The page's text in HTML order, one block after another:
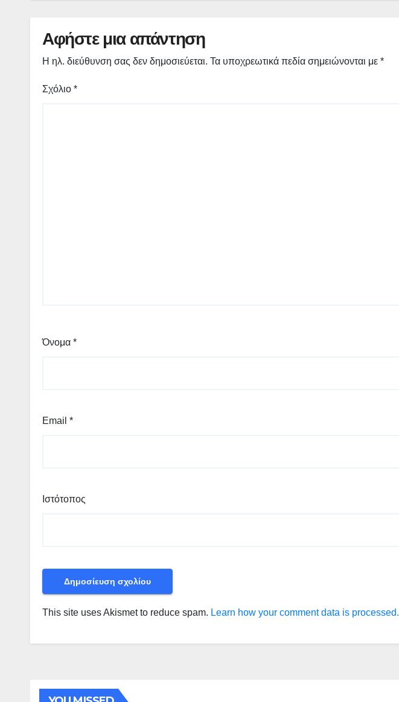
Αφήστε μια απάντηση
Η ηλ. διεύθυνση σας δεν δημοσιεύεται. Τα υποχρεωτικά πεδία σημειώνονται με *
Σχόλιο *
Όνομα *
Email *
Ιστότοπος
This site uses Akismet to reduce spam. Learn how your comment data is processed.